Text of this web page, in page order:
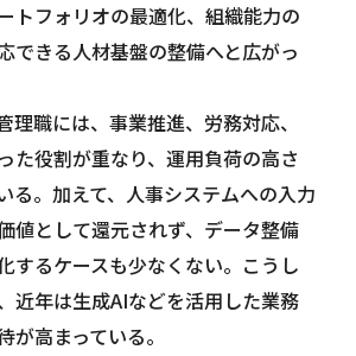
トフォリオの最適化、組織能力の
できる人材基盤の整備へと広がっ
理職には、事業推進、労務対応、
た役割が重なり、運用負荷の高さ
る。加えて、人事システムへの入力
値として還元されず、データ整備
するケースも少なくない。こうし
近年は生成AIなどを活用した業務
が高まっている。